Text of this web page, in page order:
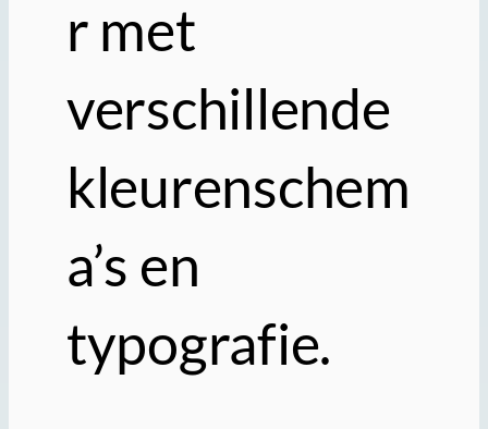
r met
verschillende
kleurenschem
a’s en
typografie.